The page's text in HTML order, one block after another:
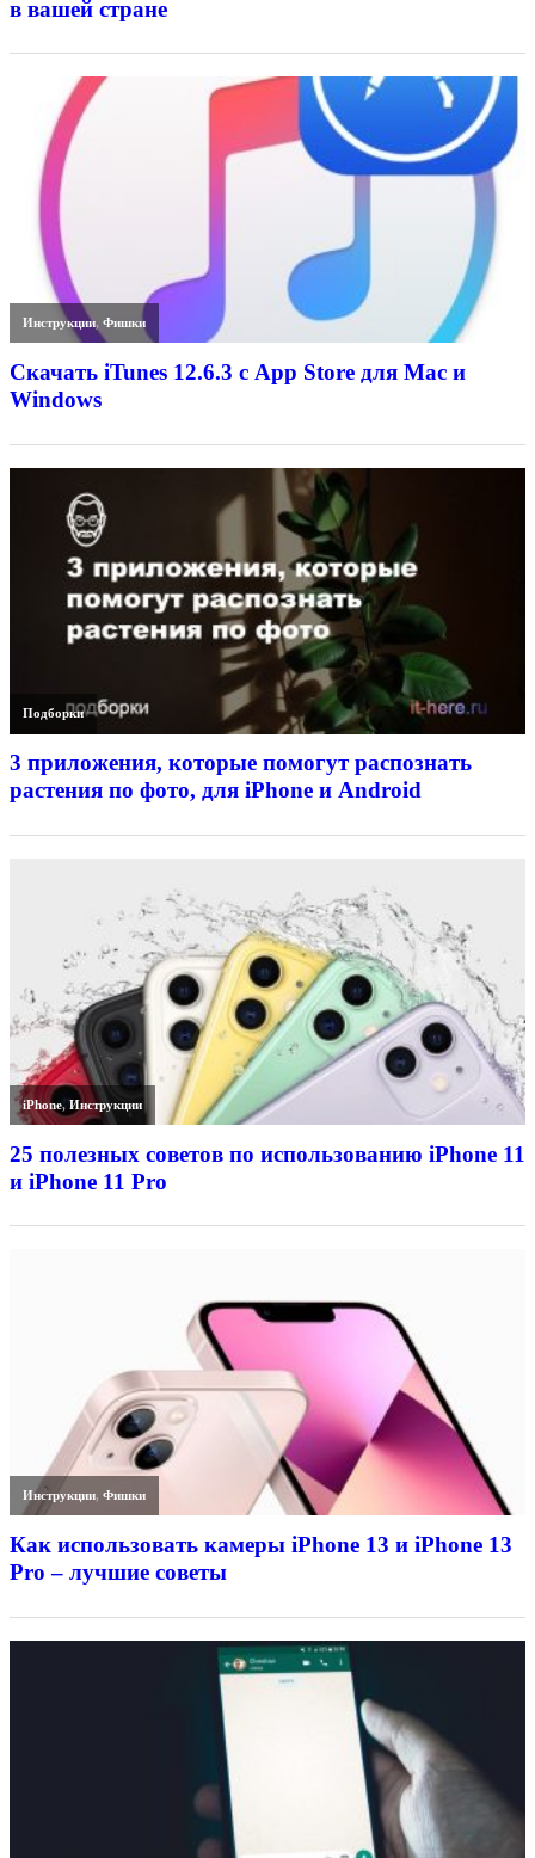
в вашей стране
Инструкции,Фишки
Скачать iTunes 12.6.3 с App Store для Mac и
Windows
Подборки
3 приложения, которые помогут распознать
растения по фото, для iPhone и Android
iPhone,Инструкции
25 полезных советов по использованию iPhone 11
и iPhone 11 Pro
Инструкции,Фишки
Как использовать камеры iPhone 13 и iPhone 13
Pro – лучшие советы